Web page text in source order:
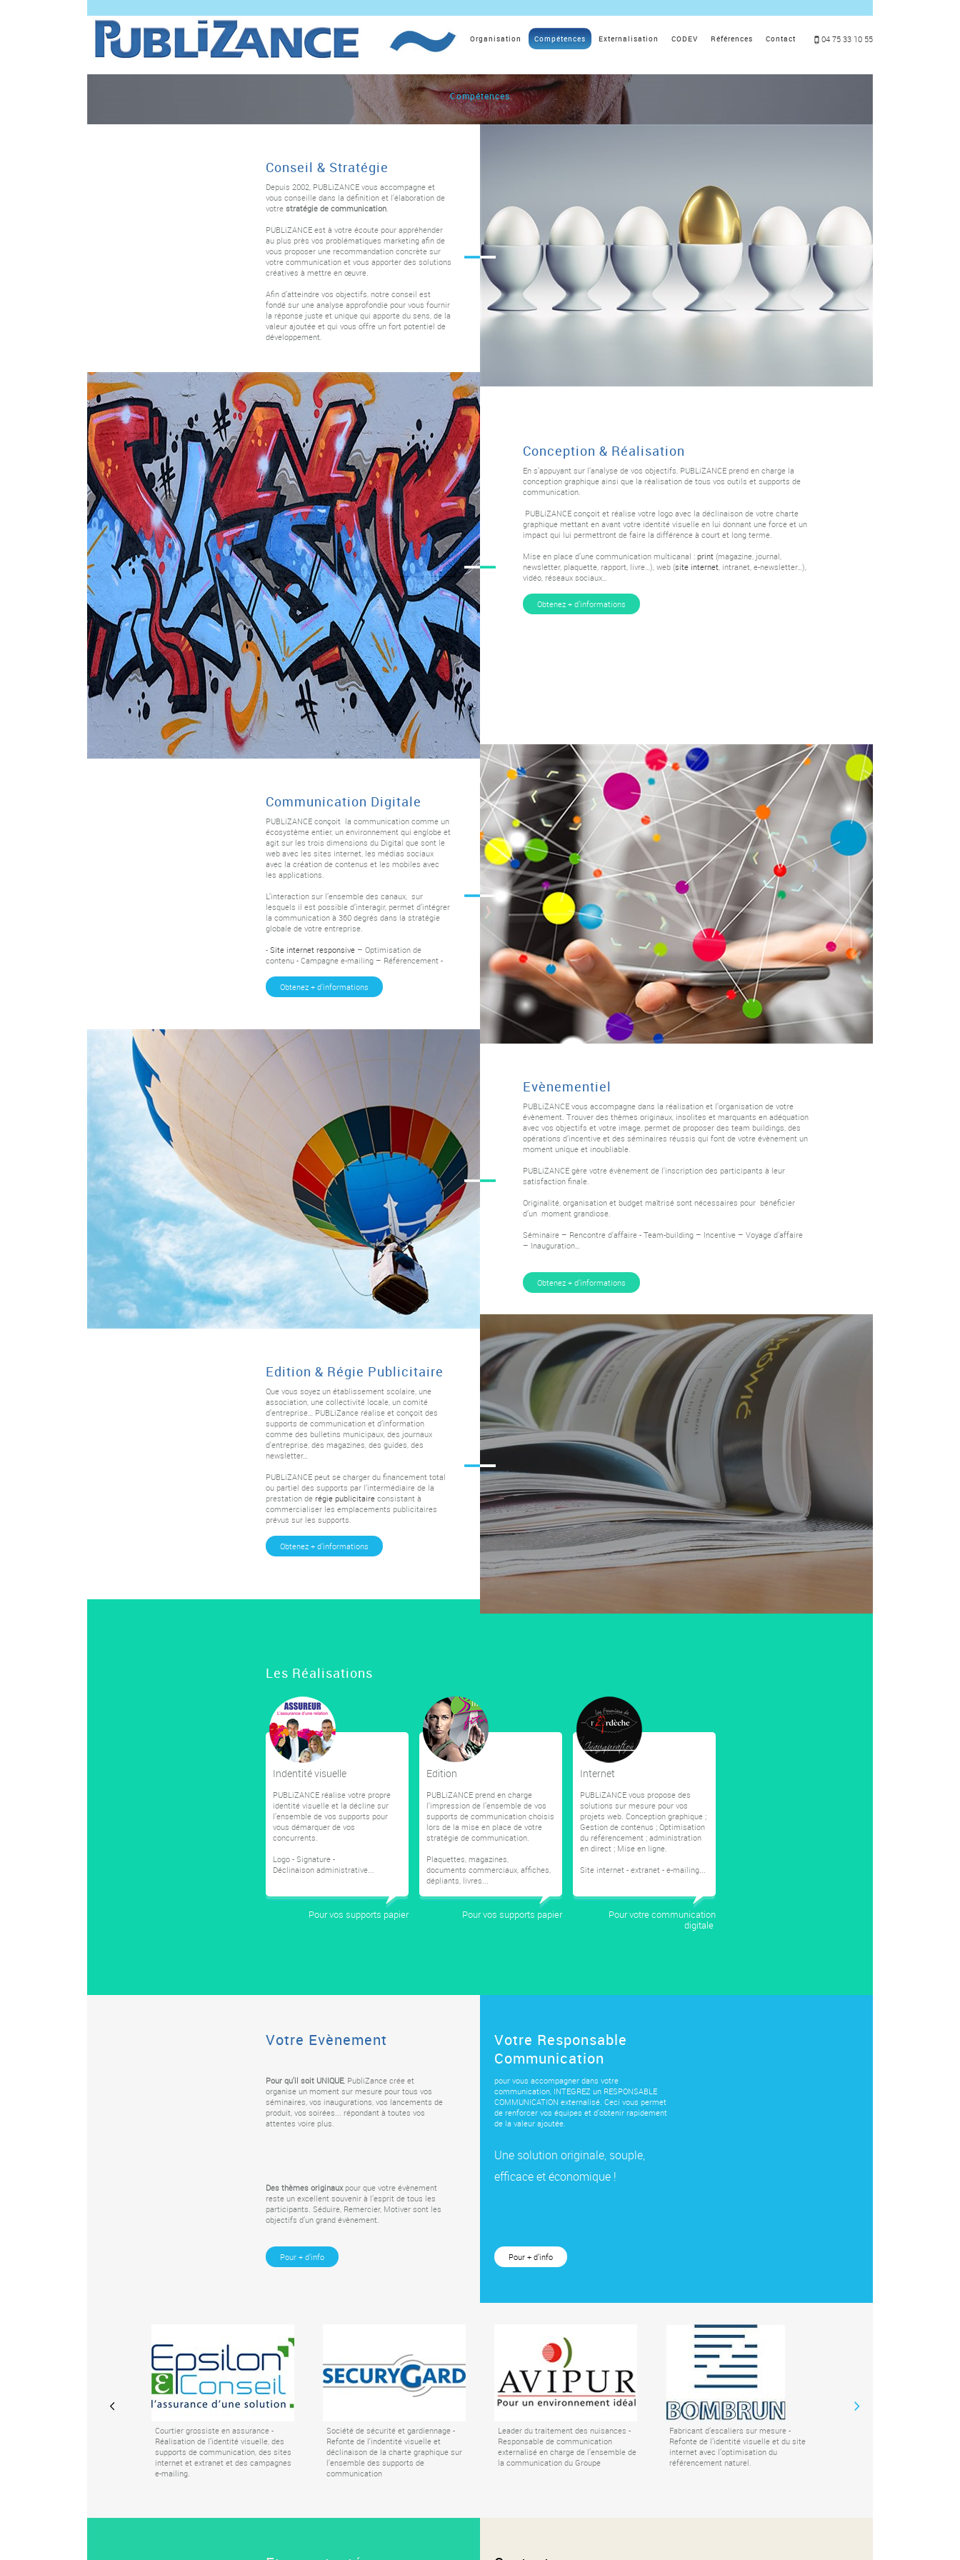
Organisation Compétences Externalisation CODEV Références Contact 04 75 33 10 55
Compétences
Conseil & Stratégie
Depuis 2002, PUBLiZANCE vous accompagne et
vous conseille dans la définition et l’élaboration de
votre stratégie de communication.
PUBLiZANCE est à votre écoute pour appréhender
au plus près vos problématiques marketing afin de
vous proposer une recommandation concrète sur
votre communication et vous apporter des solutions
créatives à mettre en œuvre.
Afin d’atteindre vos objectifs, notre conseil est
fondé sur une analyse approfondie pour vous fournir
la réponse juste et unique qui apporte du sens, de la
valeur ajoutée et qui vous offre un fort potentiel de
développement.
Conception & Réalisation
En s’appuyant sur l’analyse de vos objectifs, PUBLiZANCE prend en charge la
conception graphique ainsi que la réalisation de tous vos outils et supports de
communication.
PUBLiZANCE conçoit et réalise votre logo avec la déclinaison de votre charte
graphique mettant en avant votre identité visuelle en lui donnant une force et un
impact qui lui permettront de faire la différence à court et long terme.
Mise en place d’une communication multicanal : print (magazine, journal,
newsletter, plaquette, rapport, livre…), web (site internet, intranet, e-newsletter…),
vidéo, réseaux sociaux…
Obtenez + d’informations
Communication Digitale
PUBLiZANCE conçoit la communication comme un
écosystème entier, un environnement qui englobe et
agit sur les trois dimensions du Digital que sont le
web avec les sites internet, les médias sociaux
avec la création de contenus et les mobiles avec
les applications.
L’interaction sur l’ensemble des canaux, sur
lesquels il est possible d’interagir, permet d’intégrer
la communication à 360 degrés dans la stratégie
globale de votre entreprise.
- Site internet responsive – Optimisation de
contenu - Campagne e-mailing – Référencement -
Obtenez + d’informations
Evènementiel
PUBLiZANCE vous accompagne dans la réalisation et l’organisation de votre
évènement. Trouver des thèmes originaux, insolites et marquants en adéquation
avec vos objectifs et votre image, permet de proposer des team buildings, des
opérations d’incentive et des séminaires réussis qui font de votre évènement un
moment unique et inoubliable.
PUBLiZANCE gère votre évènement de l'inscription des participants à leur
satisfaction finale.
Originalité, organisation et budget maîtrisé sont nécessaires pour bénéficier
d’un moment grandiose.
Séminaire – Rencontre d'affaire - Team-building – Incentive – Voyage d’affaire
– Inauguration…
Obtenez + d’informations
Edition & Régie Publicitaire
Que vous soyez un établissement scolaire, une
association, une collectivité locale, un comité
d’entreprise… PUBLiZance réalise et conçoit des
supports de communication et d’information
comme des bulletins municipaux, des journaux
d'entreprise, des magazines, des guides, des
newsletter…
PUBLiZANCE peut se charger du financement total
ou partiel des supports par l’intermédiaire de la
prestation de régie publicitaire consistant à
commercialiser les emplacements publicitaires
prévus sur les supports.
Obtenez + d’informations
Les Réalisations
Indentité visuelle
PUBLiZANCE réalise votre propre
identité visuelle et la décline sur
l’ensemble de vos supports pour
vous démarquer de vos
concurrents.
Logo - Signature -
Déclinaison administrative...
Pour vos supports papier
Edition
PUBLiZANCE prend en charge
l'impression de l’ensemble de vos
supports de communication choisis
lors de la mise en place de votre
stratégie de communication.
Plaquettes, magazines,
documents commerciaux, affiches,
dépliants, livres...
Pour vos supports papier
Internet
PUBLiZANCE vous propose des
solutions sur mesure pour vos
projets web. Conception graphique ;
Gestion de contenus ; Optimisation
du référencement ; administration
en direct ; Mise en ligne.
Site internet - extranet - e-mailing...
Pour votrecommunication
digitale
Votre Evènement
Pour qu’il soit UNIQUE, PubliZance crée et
organise un moment sur mesure pour tous vos
séminaires, vos inaugurations, vos lancements de
produit, vos soirées... répondant à toutes vos
attentes voire plus.
Des thèmes originauxpour que votre évènement
reste un excellent souvenir à l’esprit de tous les
participants. Séduire, Remercier, Motiver sont les
objectifs d’un grand évènement.
Pour + d’info
Votre Responsable
Communication
pour vous accompagner dans votre
communication, INTEGREZ un RESPONSABLE
COMMUNICATION externalisé. Ceci vous permet
de renforcer vos équipes et d’obtenir rapidement
de la valeur ajoutée.
Une solution originale, souple,
efficace et économique !
Pour + d’info
Courtier grossiste en assurance -
Réalisation de l’identité visuelle, des
supports de communication, des sites
internet et extranet et des campagnes
e-mailing.
Société de sécurité et gardiennage -
Refonte de l'indentité visuelle et
déclinaison de la charte graphique sur
l'ensemble des supports de
communication
Leader du traitement des nuisances -
Responsable de communication
externalisé en charge de l’ensemble de
la communication du Groupe
Fabricant d’escaliers sur mesure -
Refonte de l’identité visuelle et du site
internet avec l’optimisation du
référencement naturel.